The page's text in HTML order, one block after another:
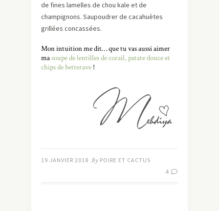
de fines lamelles de chou kale et de
champignons. Saupoudrer de cacahuètes
grillées concassées.
Mon intuition me dit… que tu vas aussi aimer
masoupe de lentilles de corail, patate douce et
chips de betterave !
19 JANVIER 2018 By POIRE ET CACTUS
4